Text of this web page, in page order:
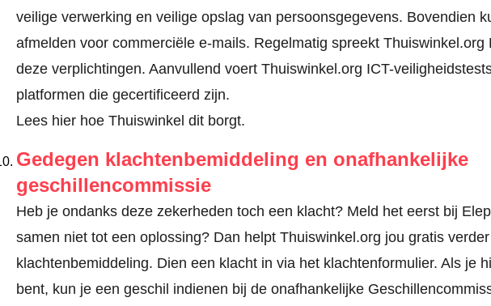
veilige verwerking en veilige opslag van persoonsgegevens. Bovendien
afmelden voor commerciële e-mails. Regelmatig spreekt Thuiswinkel.org
deze verplichtingen. Aanvullend voert Thuiswinkel.org ICT-
platformen die gecertificeerd zijn.
Lees hier hoe Thuiswinkel dit borgt.
Gedegen klachtenbemiddeling en onafhankelijke
geschillencommissie
Heb je ondanks deze zekerheden toch een klacht? Meld het eerst bij
samen niet tot een oplossing? Dan helpt Thuiswinkel.org jou gratis
klachtenbemiddeling. Dien een klacht in via het klachtenformulier. Als je
bent, kun je een geschil indienen bij de onafhankelijke